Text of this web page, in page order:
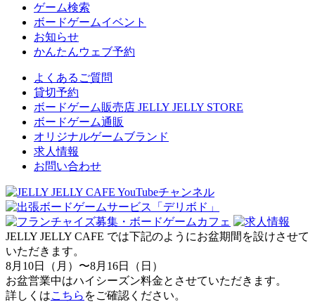
ゲーム検索
ボードゲームイベント
お知らせ
かんたんウェブ予約
よくあるご質問
貸切予約
ボードゲーム販売店 JELLY JELLY STORE
ボードゲーム通販
オリジナルゲームブランド
求人情報
お問い合わせ
JELLY JELLY CAFE では下記のようにお盆期間を設けさせて
いただきます。
8月10日（月）〜8月16日（日）
お盆営業中はハイシーズン料金とさせていただきます。
詳しくはこちら をご確認ください。